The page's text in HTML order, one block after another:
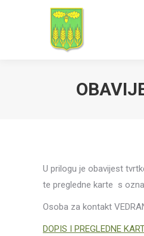
U prilogu je obavijest
te pregledne karte s
Osoba za kontakt
DOPIS I PREGLEDNE